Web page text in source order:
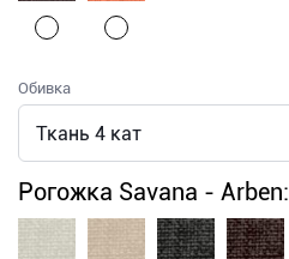
Обивка
Рогожка Savana - Arben: